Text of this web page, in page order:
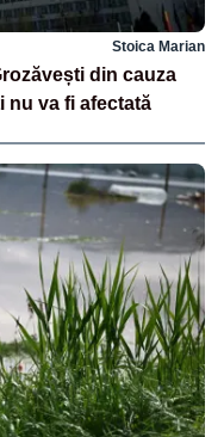
Stoica Marian
din cauza
nu va fi afectată